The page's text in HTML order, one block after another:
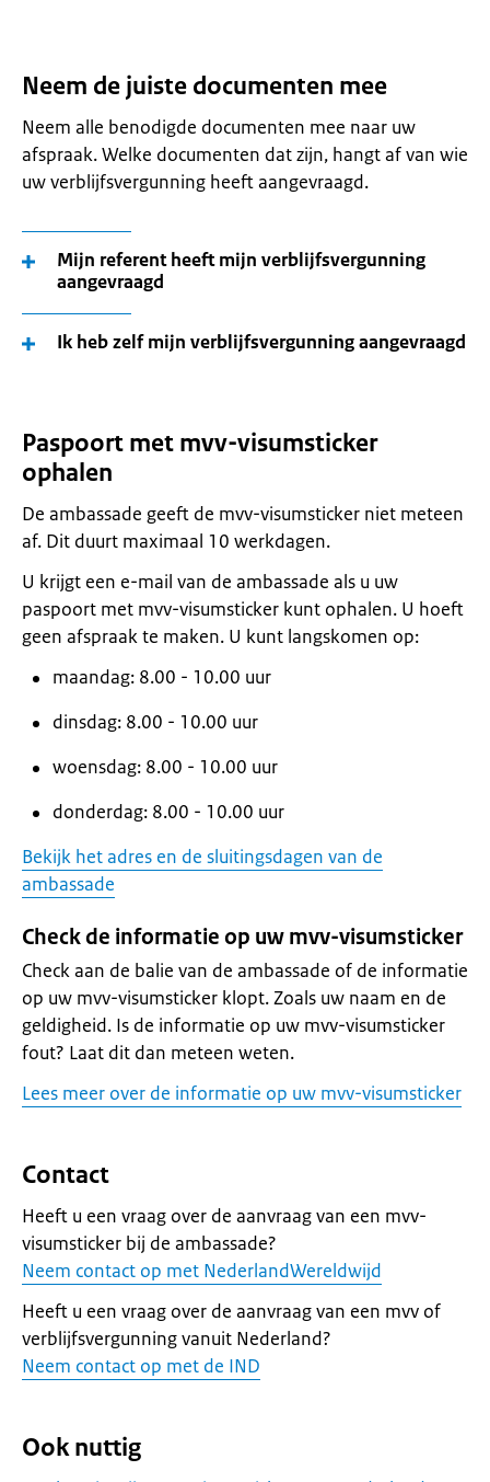
Neem de juiste documenten mee
Neem alle benodigde documenten mee naar uw
afspraak. Welke documenten dat zijn, hangt af van wie
uw verblijfsvergunning heeft aangevraagd.
Mijn referent heeft mijn verblijfsvergunning
aangevraagd
Ik heb zelf mijn verblijfsvergunning aangevraagd
Paspoort met mvv-visumsticker
ophalen
De ambassade geeft de mvv-visumsticker niet meteen
af. Dit duurt maximaal 10 werkdagen.
U krijgt een e-mail van de ambassade als u uw
paspoort met mvv-visumsticker kunt ophalen. U hoeft
geen afspraak te maken. U kunt langskomen op:
maandag: 8.00 - 10.00 uur
dinsdag: 8.00 - 10.00 uur
woensdag: 8.00 - 10.00 uur
donderdag: 8.00 - 10.00 uur
Bekijk het adres en de sluitingsdagen van de
ambassade
Check de informatie op uw mvv-visumsticker
Check aan de balie van de ambassade of de informatie
op uw mvv-visumsticker klopt. Zoals uw naam en de
geldigheid. Is de informatie op uw mvv-visumsticker
fout? Laat dit dan meteen weten.
Lees meer over de informatie op uw mvv-visumsticker
Contact
Heeft u een vraag over de aanvraag van een mvv-
visumsticker bij de ambassade?
Neem contact op met NederlandWereldwijd
Heeft u een vraag over de aanvraag van een mvv of
verblijfsvergunning vanuit Nederland?
Neem contact op met de IND
Ook nuttig